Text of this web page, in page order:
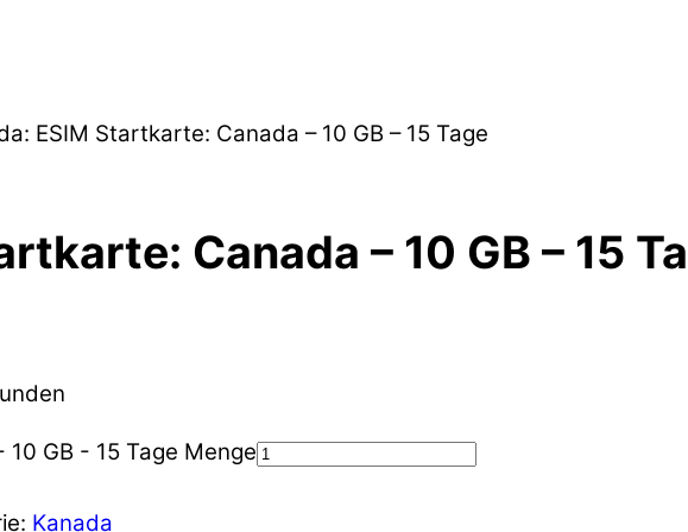
ESIM Startkarte: Canada – 10 GB – 15 Tage
Canada – 10 GB – 15
GB - 15 Tage Menge
Kanada